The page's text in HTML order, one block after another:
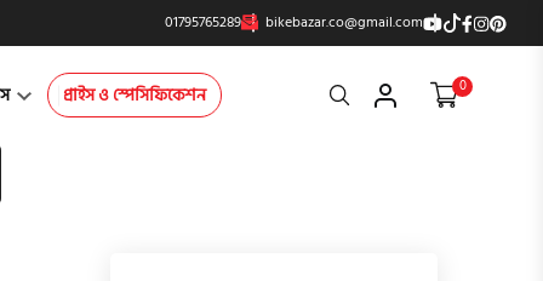
01795765289 bikebazar.co@gmail.com
প্রাইস ও স্পেসিফিকেশন Search 0